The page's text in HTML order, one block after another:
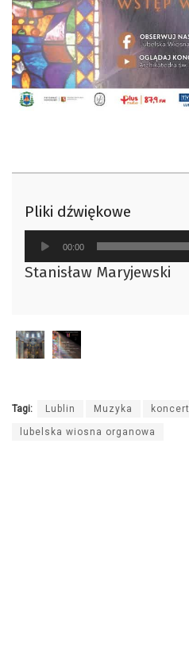
Pliki dźwiękowe
Odtwarzacz
plików
dźwiękowych
00:00
Stanisław Maryjewski
Tagi: Lublin Muzyka koncert
lubelska wiosna organowa